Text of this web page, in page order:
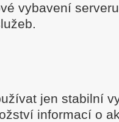
vybavení
jen stabilní
informací o